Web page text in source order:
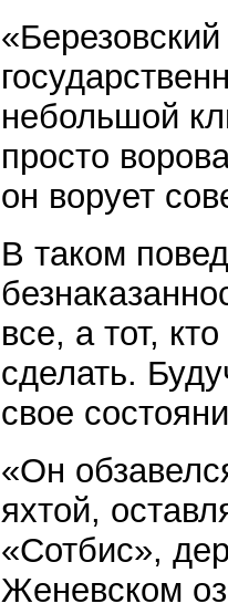
небольшой
просто
он ворует
В таком
все, а тот,
сделать.
свое
«Он
яхтой,
«Сотбис»,
Женевском